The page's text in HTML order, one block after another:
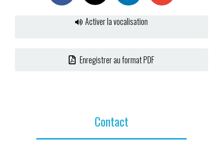
Activer la vocalisation
Enregistrer au format PDF
Contact